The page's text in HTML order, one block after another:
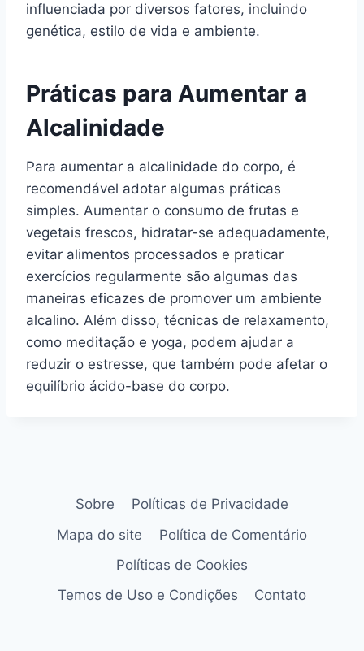
influenciada por diversos fatores, incluindo
genética, estilo de vida e ambiente.
Práticas para Aumentar a
Alcalinidade
Para aumentar a alcalinidade do corpo, é
recomendável adotar algumas práticas
simples. Aumentar o consumo de frutas e
vegetais frescos, hidratar-se adequadamente,
evitar alimentos processados e praticar
exercícios regularmente são algumas das
maneiras eficazes de promover um ambiente
alcalino. Além disso, técnicas de relaxamento,
como meditação e yoga, podem ajudar a
reduzir o estresse, que também pode afetar o
equilíbrio ácido-base do corpo.
Sobre
Políticas de Privacidade
Mapa do site
Política de Comentário
Políticas de Cookies
Temos de Uso e Condições
Contato